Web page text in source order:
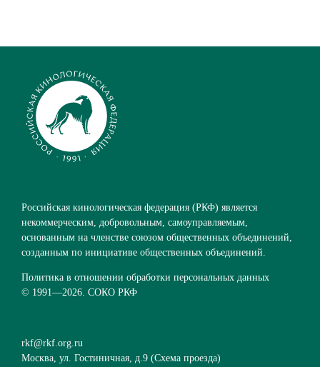
Российская кинологическая федерация (РКФ) является
некоммерческим, добровольным, самоуправляемым,
основанным на членстве союзом общественных объединений,
созданным по инициативе общественных объединений.
Политика в отношении обработки персональных данных
© 1991—2026. СОКО РКФ
rkf@rkf.org.ru
Москва, ул. Гостиничная, д.9 (Схема проезда)